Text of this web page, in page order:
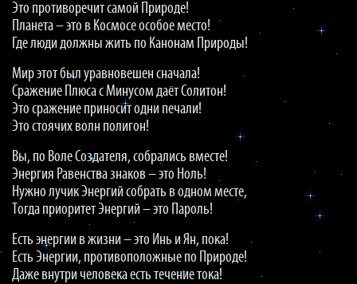
Это противоречит самой Природе!
Планета – это в Космосе особое место!
Где люди должны жить по Канонам Природы!
Мир этот был уравновешен сначала!
Сражение Плюса с Минусом даёт Солитон!
Это сражение приносит одни печали!
Это стоячих волн полигон!
Вы, по Воле Создателя, собрались вместе!
Энергия Равенства знаков – это Ноль!
Нужно лучик Энергий собрать в одном месте,
Тогда приоритет Энергий – это Пароль!
Есть энергии в жизни – это Инь и Ян, пока!
Есть Энергии, противоположные по Природе!
Даже внутри человека есть течение тока!